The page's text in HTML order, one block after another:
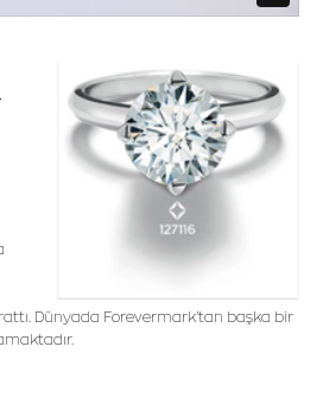
Dünyada Forevermark'tan başka bir